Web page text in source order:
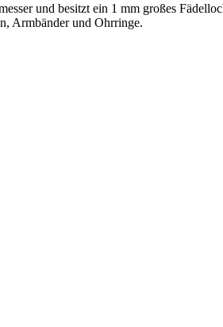
und besitzt ein 1 mm großes
Armbänder und Ohrringe.